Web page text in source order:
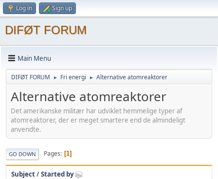
Log in Sign up
DIFØT FORUM
Main Menu
DIFØT FORUM ► Fri energi ► Alternative atomreaktorer
Alternative atomreaktorer
Det amerikanske militær har udviklet hemmelige typer af
atomreaktorer, der er meget smartere end de almindeligt
anvendte.
GO DOWN Pages 1
Subject/Started by